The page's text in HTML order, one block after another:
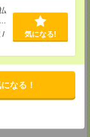
/
気になる!
なる！